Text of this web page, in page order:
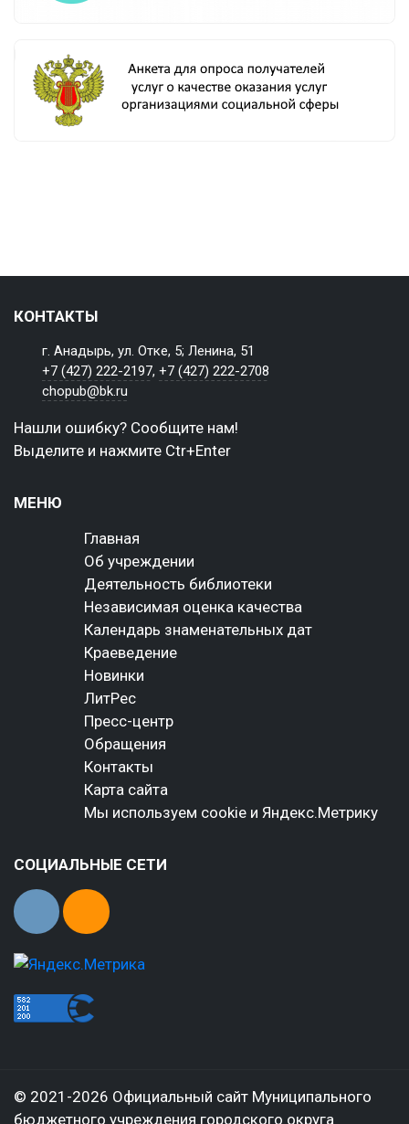
КОНТАКТЫ
г. Анадырь, ул. Отке, 5; Ленина, 51
+7 (427) 222-2197,+7 (427) 222-2708
chopub@bk.ru
Нашли ошибку? Сообщите нам!
Выделите и нажмите Ctr+Enter
МЕНЮ
Главная
Об учреждении
Деятельность библиотеки
Независимая оценка качества
Календарь знаменательных дат
Краеведение
Новинки
ЛитРес
Пресс-центр
Обращения
Контакты
Карта сайта
Мы используем cookie и Яндекс.Метрику
СОЦИАЛЬНЫЕ СЕТИ
© 2021-2026 Официальный сайт Муниципального
бюджетного учреждения городского округа